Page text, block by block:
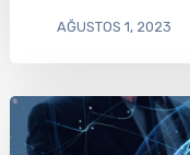
AĞUSTOS 1, 2023